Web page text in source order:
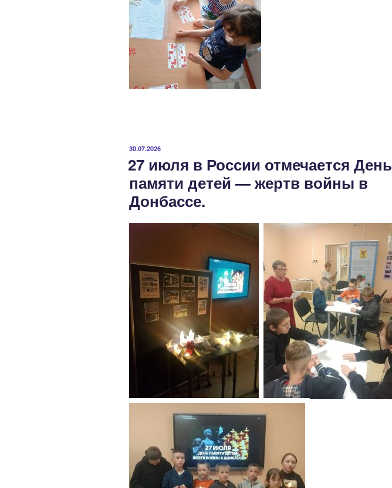
ОПУБЛИКОВАНО
30.07.2026
27 июля в России отмечается День
памяти детей — жертв войны в
Донбассе.